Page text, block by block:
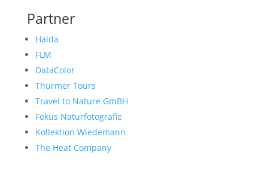
Partner
Haida
FLM
DataColor
Thürmer Tours
Travel to Nature GmBH
Fokus Naturfotografie
Kollektion Wiedemann
The Heat Company